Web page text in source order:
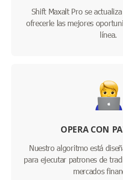
Shift Maxalt Pro se
ofrecerle las mejores
línea.
OPERA CON
Nuestro algoritmo está
para ejecutar patrones de
mercados